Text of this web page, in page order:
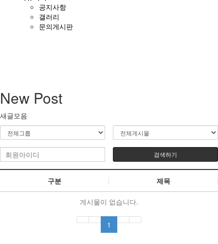
공지사항
갤러리
문의게시판
New Post
새글모음
검색하기
구분 제목
게시물이 없습니다.
1